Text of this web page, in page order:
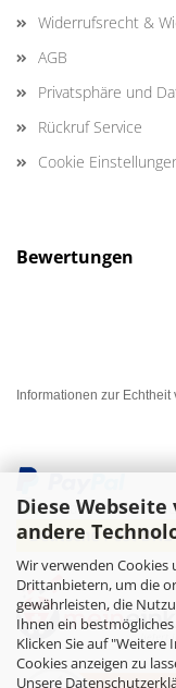
Diese
andere
Wir verwenden Cookies
Drittanbietern, um die
gewährleisten, die
Ihnen ein
Klicken Sie auf
Cookies anzeigen zu
Unsere
Widerrufsrecht &
AGB
Privatsphäre und
Rückruf Service
Cookie
Bewertungen
Informationen zur